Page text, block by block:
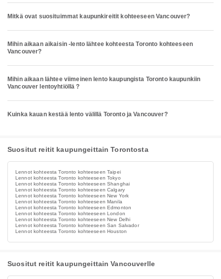
Mitkä ovat suosituimmat kaupunkireitit kohteeseen Vancouver?
Mihin aikaan aikaisin -lento lähtee kohteesta Toronto kohteeseen
Vancouver?
Mihin aikaan lähtee viimeinen lento kaupungista Toronto kaupunkiin
Vancouver lentoyhtiöllä ?
Kuinka kauan kestää lento välillä Toronto ja Vancouver?
Suositut reitit kaupungeittain Torontosta
Lennot kohteesta Toronto kohteeseen Taipei
Lennot kohteesta Toronto kohteeseen Tokyo
Lennot kohteesta Toronto kohteeseen Shanghai
Lennot kohteesta Toronto kohteeseen Calgary
Lennot kohteesta Toronto kohteeseen New York
Lennot kohteesta Toronto kohteeseen Manila
Lennot kohteesta Toronto kohteeseen Edmonton
Lennot kohteesta Toronto kohteeseen London
Lennot kohteesta Toronto kohteeseen New Delhi
Lennot kohteesta Toronto kohteeseen San Salvador
Lennot kohteesta Toronto kohteeseen Houston
Suositut reitit kaupungeittain Vancouverlle